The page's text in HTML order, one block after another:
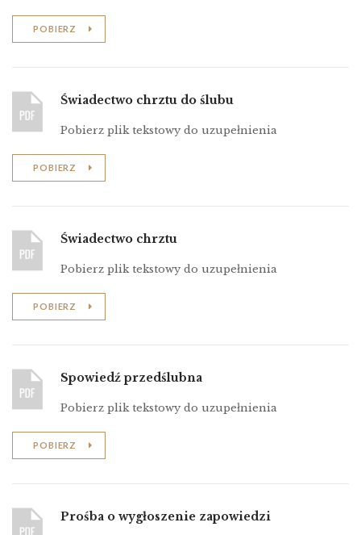
POBIERZ
Świadectwo chrztu do ślubu
Pobierz plik tekstowy do uzupełnienia
POBIERZ
Świadectwo chrztu
Pobierz plik tekstowy do uzupełnienia
POBIERZ
Spowiedź przedślubna
Pobierz plik tekstowy do uzupełnienia
POBIERZ
Prośba o wygłoszenie zapowiedzi